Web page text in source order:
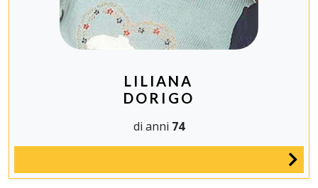
LILIANA
DORIGO
di anni 74